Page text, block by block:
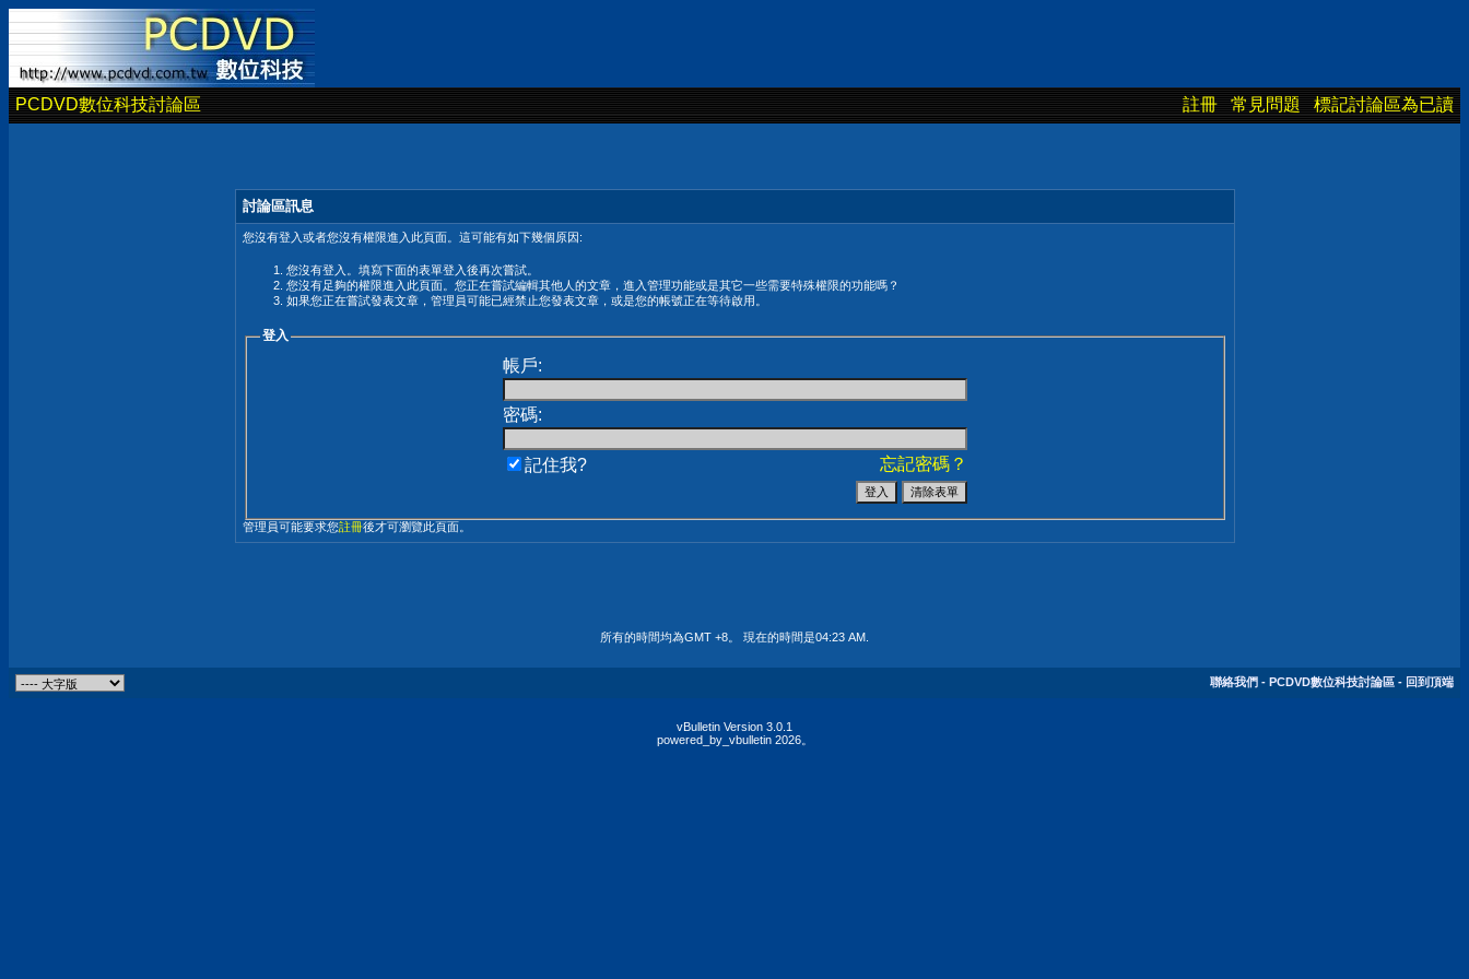
PCDVD數位科技討論區 註冊 常見問題 標記討論區為已讀
討論區訊息
您沒有登入或者您沒有權限進入此頁面。這可能有如下幾個原因:
您沒有登入。填寫下面的表單登入後再次嘗試。
您沒有足夠的權限進入此頁面。您正在嘗試編輯其他人的文章，進入管理功能或是其它一些需要特殊權限的功能嗎？
如果您正在嘗試發表文章，管理員可能已經禁止您發表文章，或是您的帳號正在等待啟用。
登入
帳戶:
密碼:
忘記密碼？
記住我?
管理員可能要求您註冊後才可瀏覽此頁面。
所有的時間均為GMT +8。 現在的時間是04:23 AM
聯絡我們 - PCDVD數位科技討論區 - 回到頂端
vBulletin Version 3.0.1
powered_by_vbulletin 2026。